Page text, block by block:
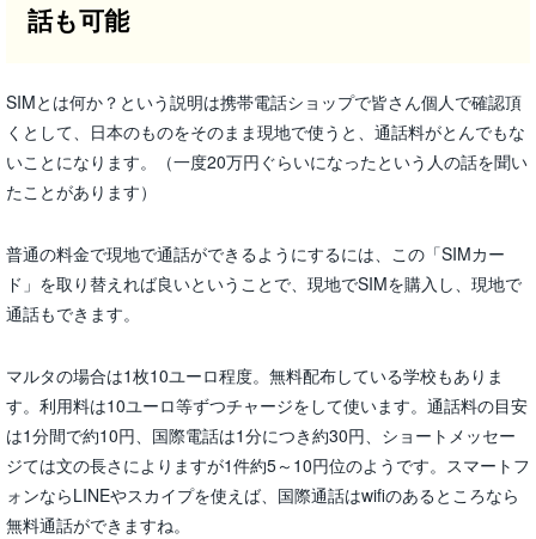
話も可能
SIMとは何か？という説明は携帯電話ショップで皆さん個人で確認頂
くとして、日本のものをそのまま現地で使うと、通話料がとんでもな
いことになります。（一度20万円ぐらいになったという人の話を聞い
たことがあります）
普通の料金で現地で通話ができるようにするには、この「SIMカー
ド」を取り替えれば良いということで、現地でSIMを購入し、現地で
通話もできます。
マルタの場合は1枚10ユーロ程度。無料配布している学校もありま
す。利用料は10ユーロ等ずつチャージをして使います。通話料の目安
は1分間で約10円、国際電話は1分につき約30円、ショートメッセー
ジては文の長さによりますが1件約5～10円位のようです。スマートフ
ォンならLINEやスカイプを使えば、国際通話はwifiのあるところなら
無料通話ができますね。